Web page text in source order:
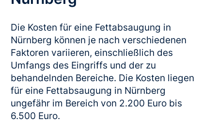
Die Kosten für eine Fettabsaugung in
Nürnberg können je nach verschiedenen
Faktoren variieren, einschließlich des
Umfangs des Eingriffs und der zu
behandelnden Bereiche. Die Kosten liegen
für eine Fettabsaugung in Nürnberg
ungefähr im Bereich von 2.200 Euro bis
6.500 Euro.